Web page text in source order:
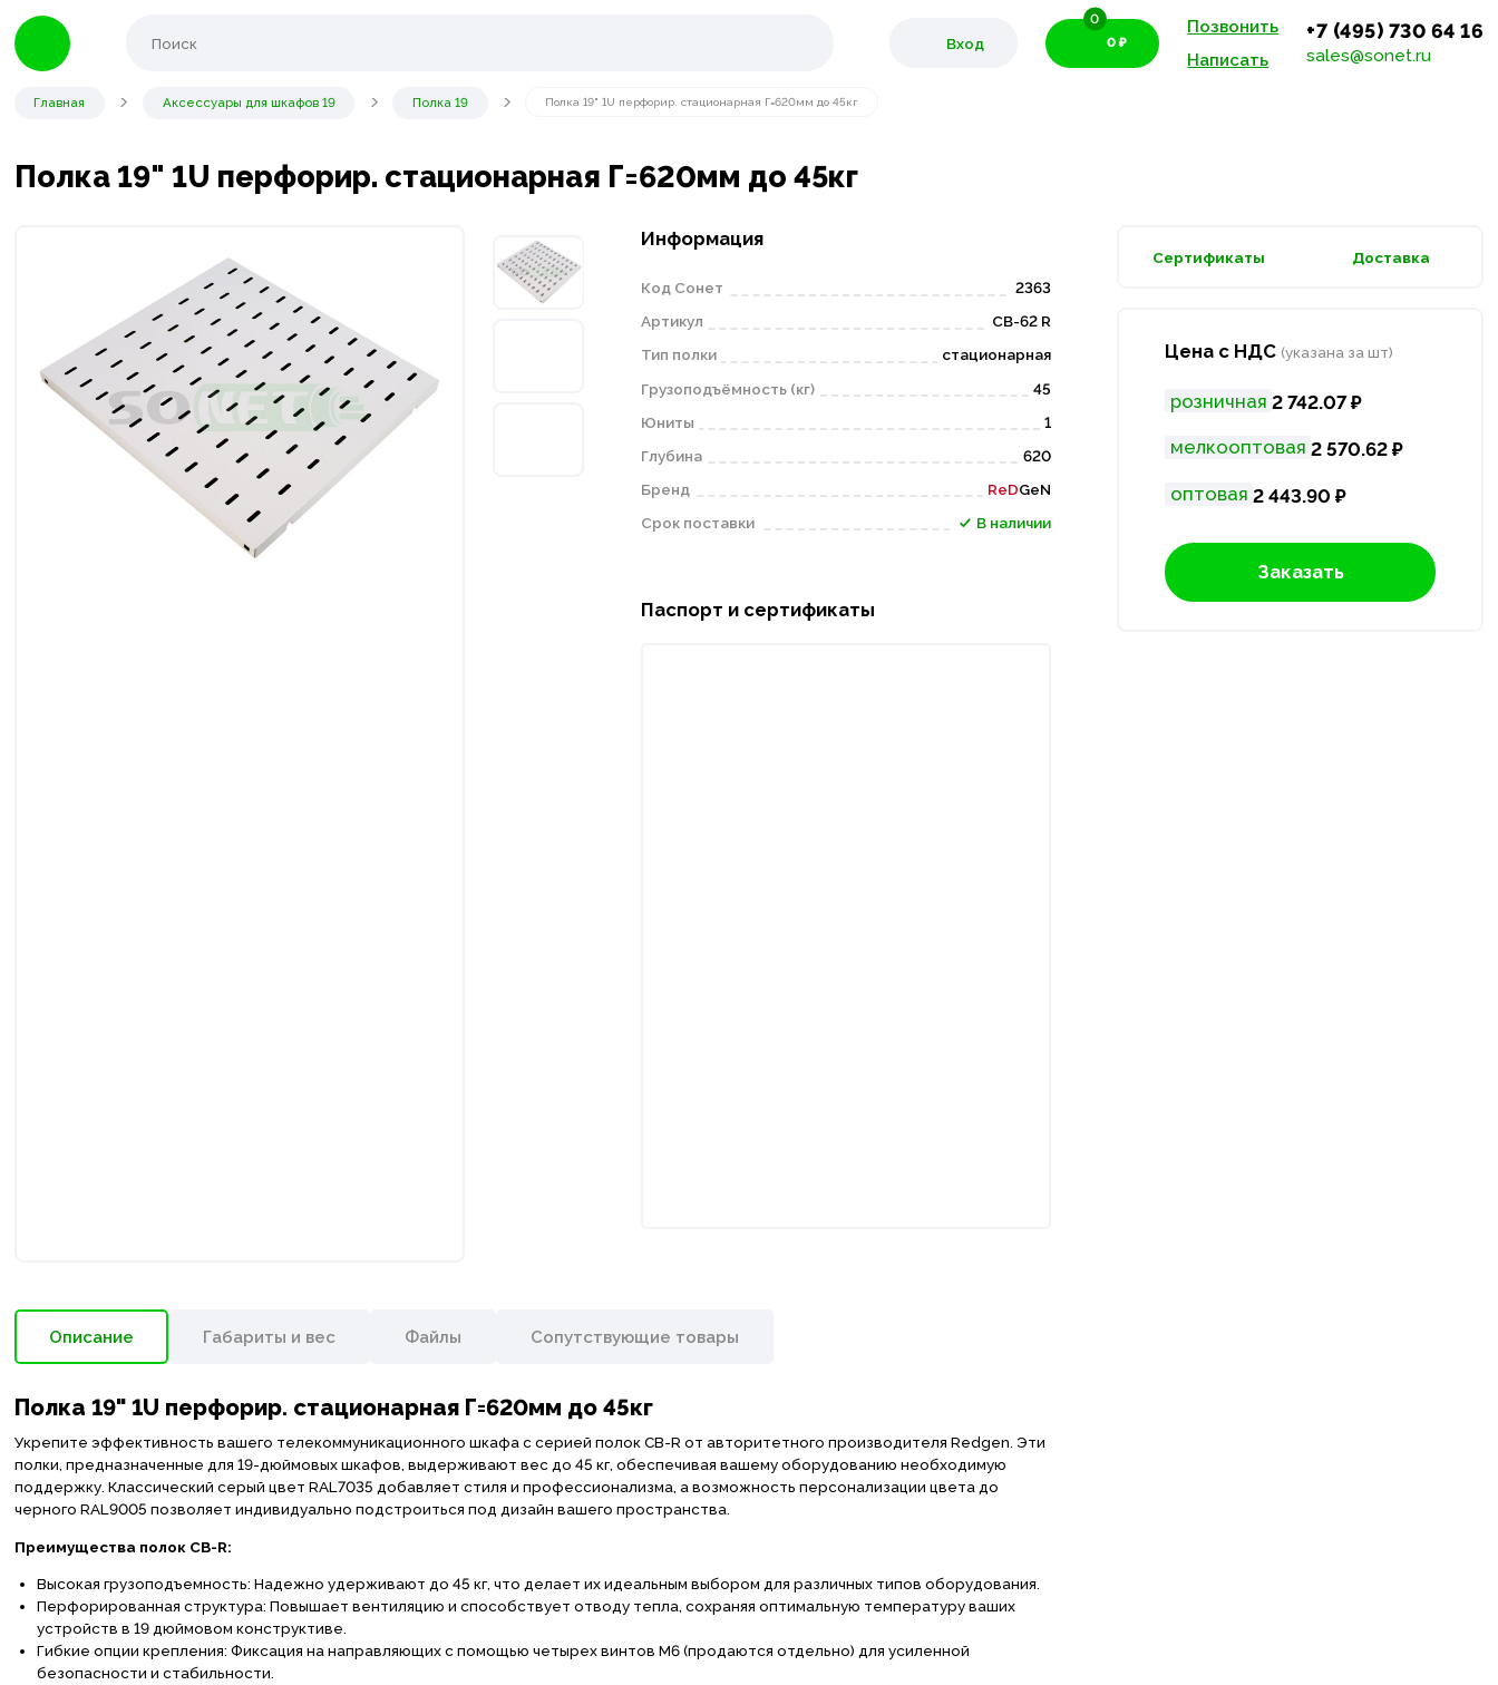
Вход 0 ₽
0
Позвонить
Написать
+7 (495) 730 64 16
sales@sonet.ru
Главная Аксессуары для шкафов 19 Полка 19 Полка 19" 1U перфорир. стационарная Г=620мм до 45кг
Полка 19" 1U перфорир. стационарная Г=620мм до 45кг
Информация
Код Сонет
2363
Артикул
СВ-62 R
Тип полки
стационарная
Грузоподъёмность (кг)
45
Юниты
1
Глубина
620
Бренд
ReDGeN
Срок поставки
В наличии
Паспорт и сертификаты
Описание Габариты и вес Файлы Сопутствующие товары
Полка 19" 1U перфорир. стационарная Г=620мм до 45кг
Укрепите эффективность вашего телекоммуникационного шкафа с серией полок СВ-R от авторитетного производителя Redgen. Эти
полки, предназначенные для 19-дюймовых шкафов, выдерживают вес до 45 кг, обеспечивая вашему оборудованию необходимую
поддержку. Классический серый цвет RAL7035 добавляет стиля и профессионализма, а возможность персонализации цвета до
черного RAL9005 позволяет индивидуально подстроиться под дизайн вашего пространства.
Преимущества полок СВ-R:
Высокая грузоподъемность: Надежно удерживают до 45 кг, что делает их идеальным выбором для различных типов оборудования.
Перфорированная структура: Повышает вентиляцию и способствует отводу тепла, сохраняя оптимальную температуру ваших
устройств в 19 дюймовом конструктиве.
Гибкие опции крепления: Фиксация на направляющих с помощью четырех винтов М6 (продаются отдельно) для усиленной
безопасности и стабильности.
Сертификаты Доставка
Цена с НДС (указана за шт)
розничная 2 742.07 ₽
мелкооптовая 2 570.62 ₽
оптовая 2 443.90 ₽
Заказать